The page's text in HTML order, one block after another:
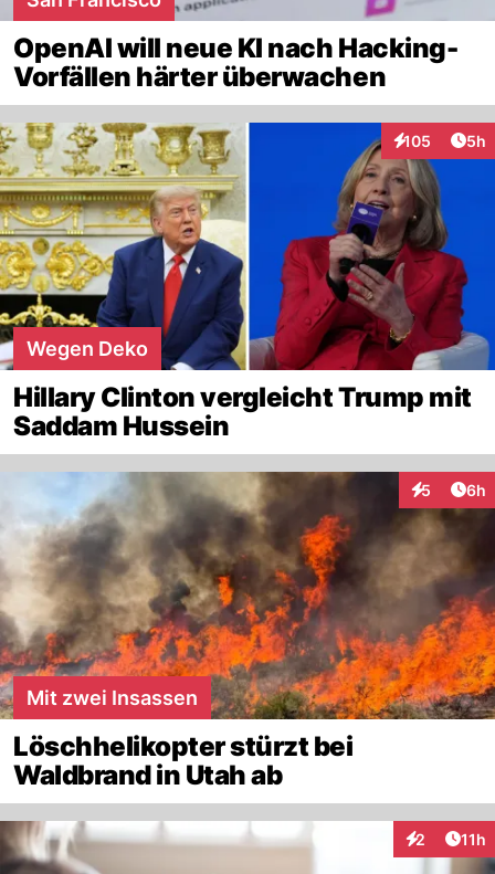
OpenAI will neue KI nach Hacking-
Vorfällen härter überwachen
105
Interaktionen
5h
Wegen Deko
Hillary Clinton vergleicht Trump mit
Saddam Hussein
5 6h
Mit zwei Insassen
Löschhelikopter stürzt bei
Waldbrand in Utah ab
2 11h